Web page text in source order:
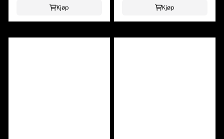
Kjøp
Kjøp